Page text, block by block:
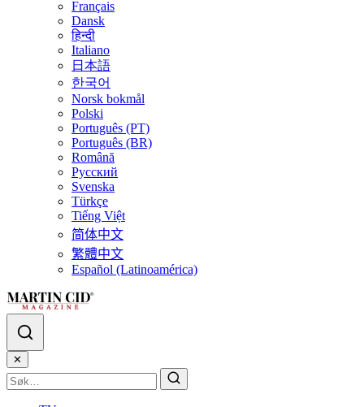
Français
Dansk
हिन्दी
Italiano
日本語
한국어
Norsk bokmål
Polski
Português (PT)
Português (BR)
Română
Русский
Svenska
Türkçe
Tiếng Việt
简体中文
繁體中文
Español (Latinoamérica)
✕